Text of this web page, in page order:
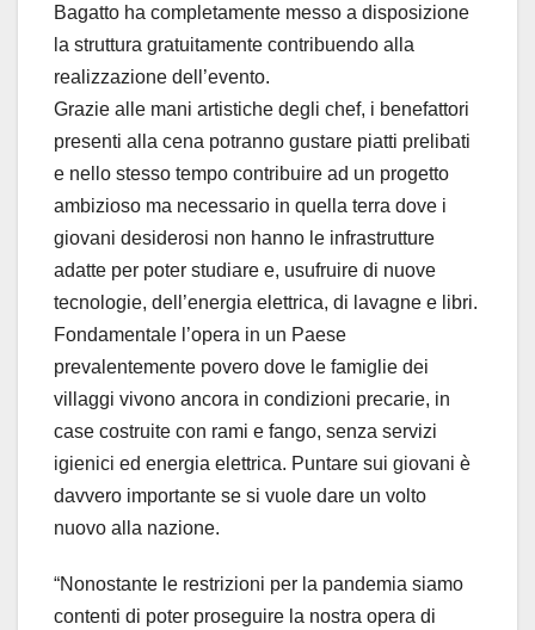
Bagatto ha completamente messo a disposizione
la struttura gratuitamente contribuendo alla
realizzazione dell’evento.
Grazie alle mani artistiche degli chef, i benefattori
presenti alla cena potranno gustare piatti prelibati
e nello stesso tempo contribuire ad un progetto
ambizioso ma necessario in quella terra dove i
giovani desiderosi non hanno le infrastrutture
adatte per poter studiare e, usufruire di nuove
tecnologie, dell’energia elettrica, di lavagne e libri.
Fondamentale l’opera in un Paese
prevalentemente povero dove le famiglie dei
villaggi vivono ancora in condizioni precarie, in
case costruite con rami e fango, senza servizi
igienici ed energia elettrica. Puntare sui giovani è
davvero importante se si vuole dare un volto
nuovo alla nazione.
“Nonostante le restrizioni per la pandemia siamo
contenti di poter proseguire la nostra opera di